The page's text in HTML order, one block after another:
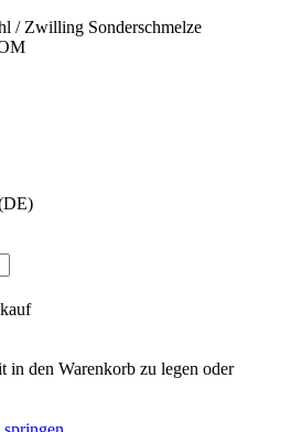
/ Zwilling Sonderschmelze
den Warenkorb zu legen oder